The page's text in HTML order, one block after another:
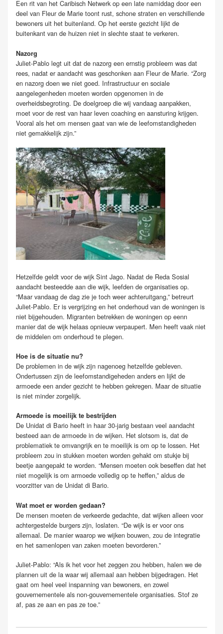
Een rit van het Caribisch Netwerk op een late namiddag door een
deel van Fleur de Marie toont rust, schone straten en verschillende
bewoners uit het buitenland. Op het eerste gezicht lijkt de
buitenkant van de huizen niet in slechte staat te verkeren.
Nazorg
Juliet-Pablo legt uit dat de nazorg een ernstig probleem was dat
rees, nadat er aandacht was geschonken aan Fleur de Marie. “Zorg
en nazorg doen we niet goed. Infrastructuur en sociale
aangelegenheden moeten worden opgenomen in de
overheidsbegroting. De doelgroep die wij vandaag aanpakken,
moet voor de rest van haar leven coaching en aansturing krijgen.
Vooral als het om mensen gaat van wie de leefomstandigheden
niet gemakkelijk zijn.”
Hetzelfde geldt voor de wijk Sint Jago. Nadat de Reda Sosial
aandacht besteedde aan die wijk, leefden de organisaties op.
“Maar vandaag de dag zie je toch weer achteruitgang,” betreurt
Juliet-Pablo. Er is vergrijzing en het onderhoud van de woningen is
niet bijgehouden. Migranten betrekken de woningen op eenn
manier dat de wijk helaas opnieuw verpaupert. Men heeft vaak niet
de middelen om onderhoud te plegen.
Hoe is de situatie nu?
De problemen in de wijk zijn nagenoeg hetzelfde gebleven.
Ondertussen zijn de leefomstandigeheden anders en lijkt de
armoede een ander gezicht te hebben gekregen. Maar de situatie
is niet minder zorgelijk.
Armoede is moeilijk te bestrijden
De Unidat di Bario heeft in haar 30-jarig bestaan veel aandacht
besteed aan de armoede in de wijken. Het slotsom is, dat de
problematiek te omvangrijk en te moeilijk is om op te lossen. Het
probleem zou in stukken moeten worden gehakt om stukje bij
beetje aangepakt te worden. “Mensen moeten ook beseffen dat het
niet mogelijk is om armoede volledig op te heffen,” aldus de
voorzitter van de Unidat di Bario.
Wat moet er worden gedaan?
De mensen moeten de verkeerde gedachte, dat wijken alleen voor
achtergestelde burgers zijn, loslaten. “De wijk is er voor ons
allemaal. De manier waarop we wijken bouwen, zou de integratie
en het samenlopen van zaken moeten bevorderen.”
Juliet-Pablo: “Als ik het voor het zeggen zou hebben, halen we de
plannen uit de la waar wij allemaal aan hebben bijgedragen. Het
gaat om heel veel inspanning van bewoners, en zowel
gouvernementele als non-gouvernementele organisaties. Stof ze
af, pas ze aan en pas ze toe.”